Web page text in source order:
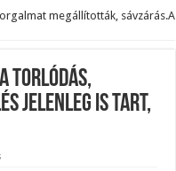
lesznek!
miatt!
megállították, sávzárás.A
a torlódás,
jelenleg is tart,